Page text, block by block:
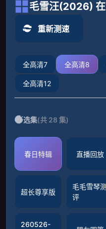
毛雪汪(2026)
重新测速
全高清7 全高清8
全高清12
选集(共 28 集)
春日特辑 直播回放
超长尊享版
毛毛雪琴测
评
260526-